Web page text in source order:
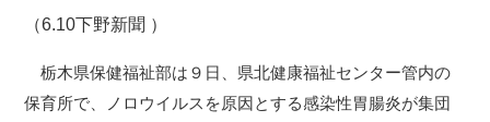
（6.10下野新聞 ）
栃木県保健福祉部は９日、県北健康福祉センター管内の
保育所で、ノロウイルスを原因とする感染性胃腸炎が集団